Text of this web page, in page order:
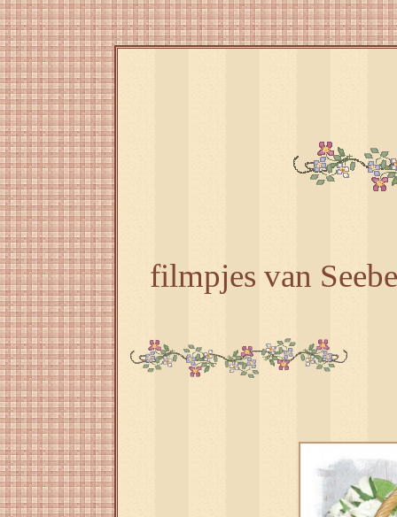
filmpjes van